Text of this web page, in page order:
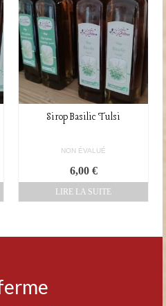
Sirop Basilic Tulsi
NON ÉVALUÉ
6,00 €
LIRE LA SUITE